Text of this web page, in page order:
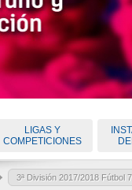
LIGAS Y
COMPETICIONES
3ª División 2017/2018 Fútbol 7